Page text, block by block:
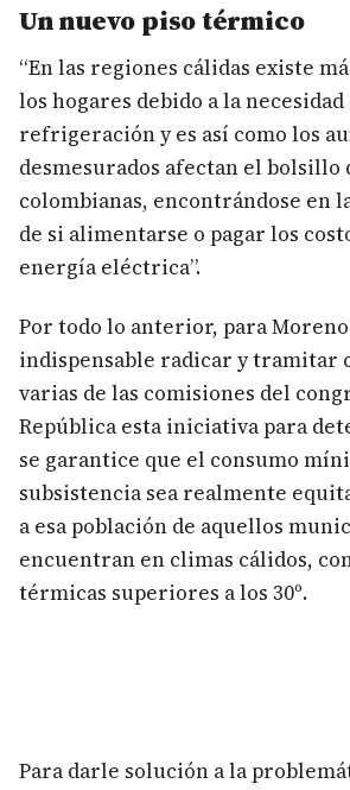
Un nuevo piso térmico
“En las regiones cálidas existe
los hogares debido a la necesidad
refrigeración y es así como los
desmesurados afectan el bolsillo
colombianas, encontrándose en
de si alimentarse o pagar los
energía eléctrica”.
Por todo lo anterior, para
indispensable radicar y tramitar
varias de las comisiones del
República esta iniciativa para
se garantice que el consumo
subsistencia sea realmente
a esa población de aquellos
encuentran en climas cálidos,
térmicas superiores a los 30º.
Para darle solución a la